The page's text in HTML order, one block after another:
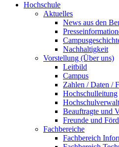
Hochschule
Aktuelles
News aus den
Nachhaltigkeit
Vorstellung (Über uns)
Leitbild
Campus
Zahlen / Daten /
Hochschulleitung
Beauftragte und
Freunde und
Fachbereiche
Fachbereich